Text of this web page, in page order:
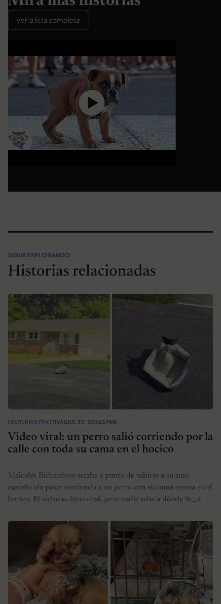
Ver la lista completa
SIGUE EXPLORANDO
Historias relacionadas
HISTORIAS EMOTIVASJUL 22, 20263 MIN
Video viral: un perro salió corriendo por la
calle con toda su cama en el hocico
Malcolm Richardson estaba a punto de subirse a su auto
cuando vio pasar corriendo a un perro con su cama entera en el
hocico. El video se hizo viral, pero nadie sabe a dónde llegó.